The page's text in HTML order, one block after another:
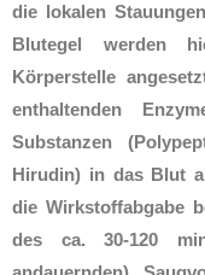
die lokalen
Blutegel werden
Körperstelle
enthaltenden
Substanzen
Hirudin) in das Blut
die Wirkstoffabgabe
des ca. 30-120